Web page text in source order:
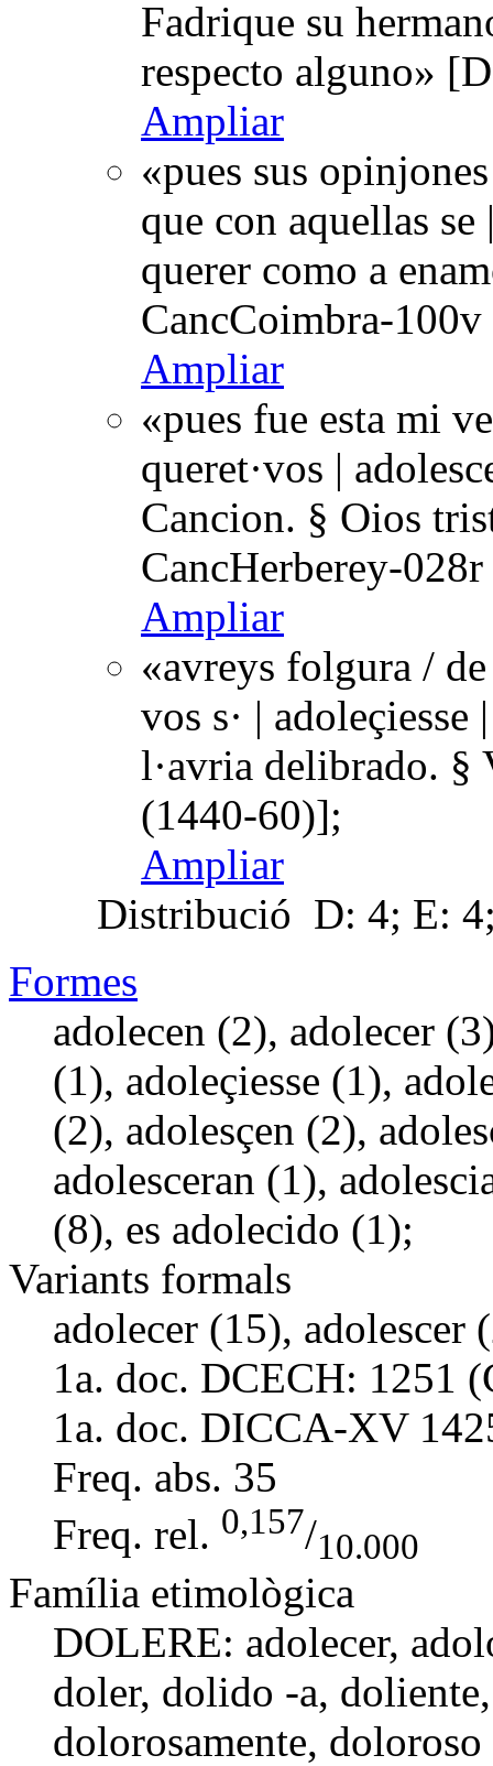
Fadrique su
respecto alguno»
Ampliar
«pues sus
que con aquellas
querer como a
CancCoimbra-
Ampliar
«pues fue esta mi
queret·vos |
Cancion. § Oios
CancHerberey-
Ampliar
«avreys folgura /
vos s· |
l·avria delibrado. §
(1440-60)];
Ampliar
Distribució D: 4; E:
Formes
adolecen (2), adolecer
(1), adoleçiesse (1),
(2), adolesçen (2),
adolesceran (1),
(8), es adolecido (1);
Variants formals
adolecer (15), adolescer
1a. doc. DCECH: 1251
1a. doc. DICCA-XV
Freq. abs. 35
Freq. rel. 0,157/10.000
Família etimològica
DOLERE: adolecer,
doler, dolido -a, doliente
dolorosamente, doloroso